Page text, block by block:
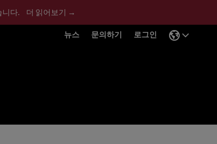
니다. 더 읽어보기 →
뉴스 문의하기 로그인